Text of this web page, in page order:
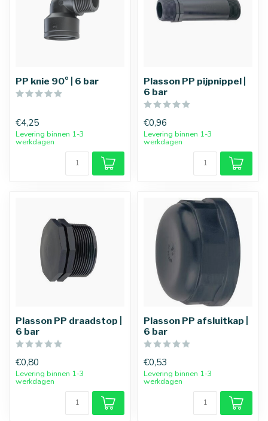
PP knie 90° | 6 bar
€4,25
Levering binnen 1-3
werkdagen
Plasson PP pijpnippel |
6 bar
€0,96
Levering binnen 1-3
werkdagen
Plasson PP draadstop |
6 bar
€0,80
Levering binnen 1-3
werkdagen
Plasson PP afsluitkap |
6 bar
€0,53
Levering binnen 1-3
werkdagen
32 mm